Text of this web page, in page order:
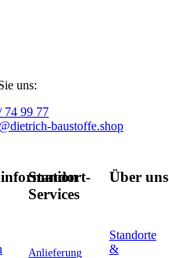
uns:
74 99 77
baustoffe.shop
Standort-
Services
Anlieferung
Über uns
Standorte
&